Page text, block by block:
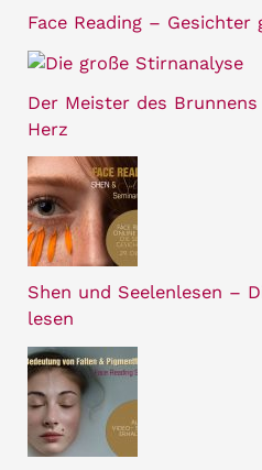
Face Reading – Gesichter
Der Meister des
Herz
Shen und Seelenlesen –
lesen